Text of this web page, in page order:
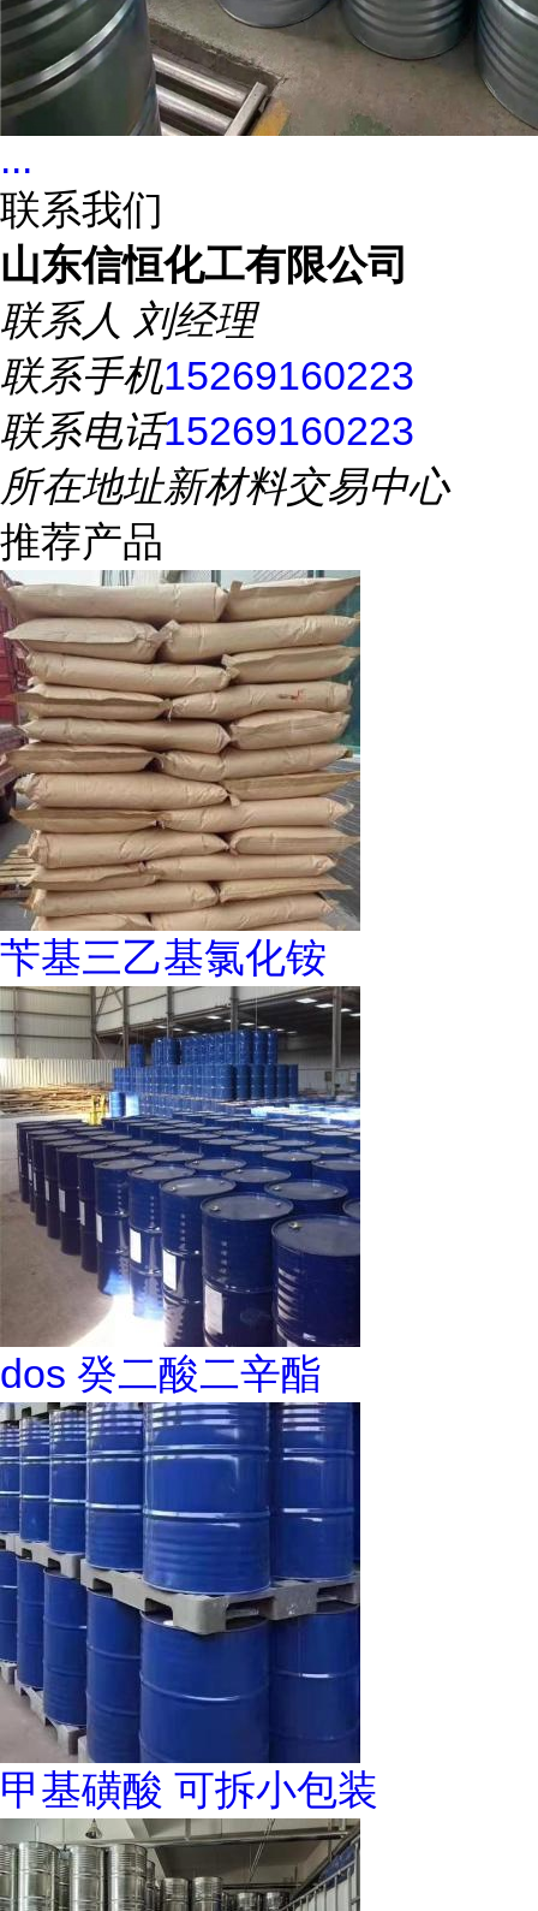
...
联系我们
山东信恒化工有限公司
联系人 刘经理
联系手机15269160223
联系电话15269160223
所在地址新材料交易中心
推荐产品
苄基三乙基氯化铵
dos 癸二酸二辛酯
甲基磺酸 可拆小包装